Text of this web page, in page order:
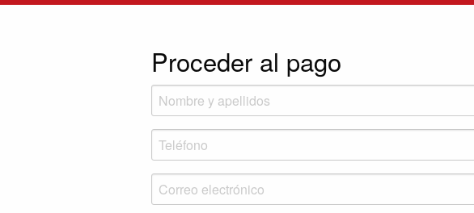
Proceder al pago